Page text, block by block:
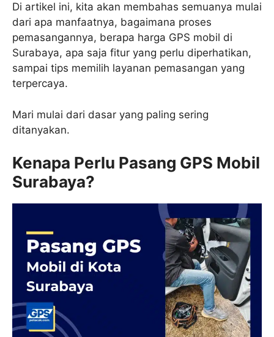
Di artikel ini, kita akan membahas semuanya mulai
dari apa manfaatnya, bagaimana proses
pemasangannya, berapa harga GPS mobil di
Surabaya, apa saja fitur yang perlu diperhatikan,
sampai tips memilih layanan pemasangan yang
terpercaya.
Mari mulai dari dasar yang paling sering
ditanyakan.
Kenapa Perlu Pasang GPS Mobil
Surabaya?